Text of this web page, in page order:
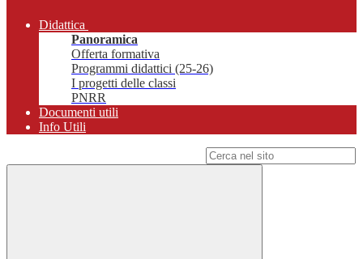
Didattica
Panoramica
Offerta formativa
Programmi didattici (25-26)
I progetti delle classi
PNRR
Documenti utili
Info Utili